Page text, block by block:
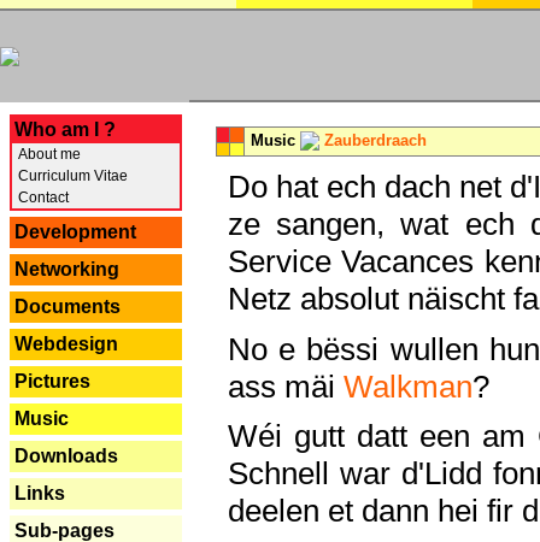
Who am I ?
About me
Curriculum Vitae
Contact
Development
Networking
Documents
Webdesign
Pictures
Music
Downloads
Links
Sub-pages
Music Zauberdraach
Do hat ech dach net
ze sangen, wat ech
Service Vacances
Netz absolut näischt
No e bëssi wullen
ass mäi Walkman?
Wéi gutt datt een am
Schnell war d'Lidd
deelen et dann hei fir